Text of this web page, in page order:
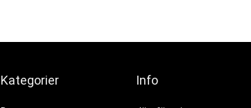
Kategorier Info